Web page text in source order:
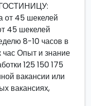
45 шекелей
45 шекелей
8-10 часов в
Опыт и знание
125 150 175
вакансии или
вакансиях,